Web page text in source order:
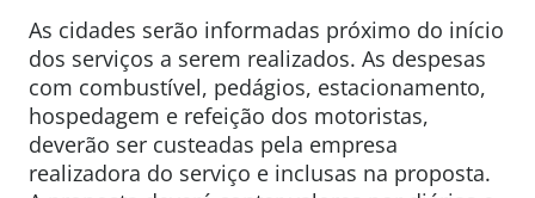
As cidades serão informadas próximo do início
dos serviços a serem realizados. As despesas
com combustível, pedágios, estacionamento,
hospedagem e refeição dos motoristas,
deverão ser custeadas pela empresa
realizadora do serviço e inclusas na proposta.